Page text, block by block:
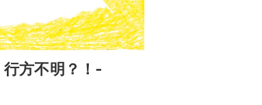
方不明？！‐